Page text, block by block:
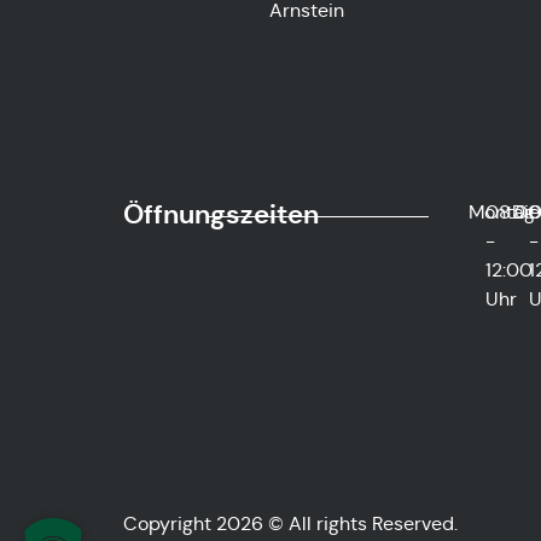
Arnstein
Öffnungszeiten Montag
08:00
-
12:00
Uhr
-
Copyright 2026 © All rights Reserved.